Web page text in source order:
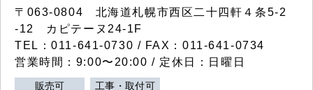
〒063-0804 北海道札幌市西区二十四軒４条5-2
-12 カピテーヌ24-1F
TEL：011-641-0730 / FAX：011-641-0734
営業時間：9:00〜20:00 / 定休日：日曜日
販売可 工事・取付可